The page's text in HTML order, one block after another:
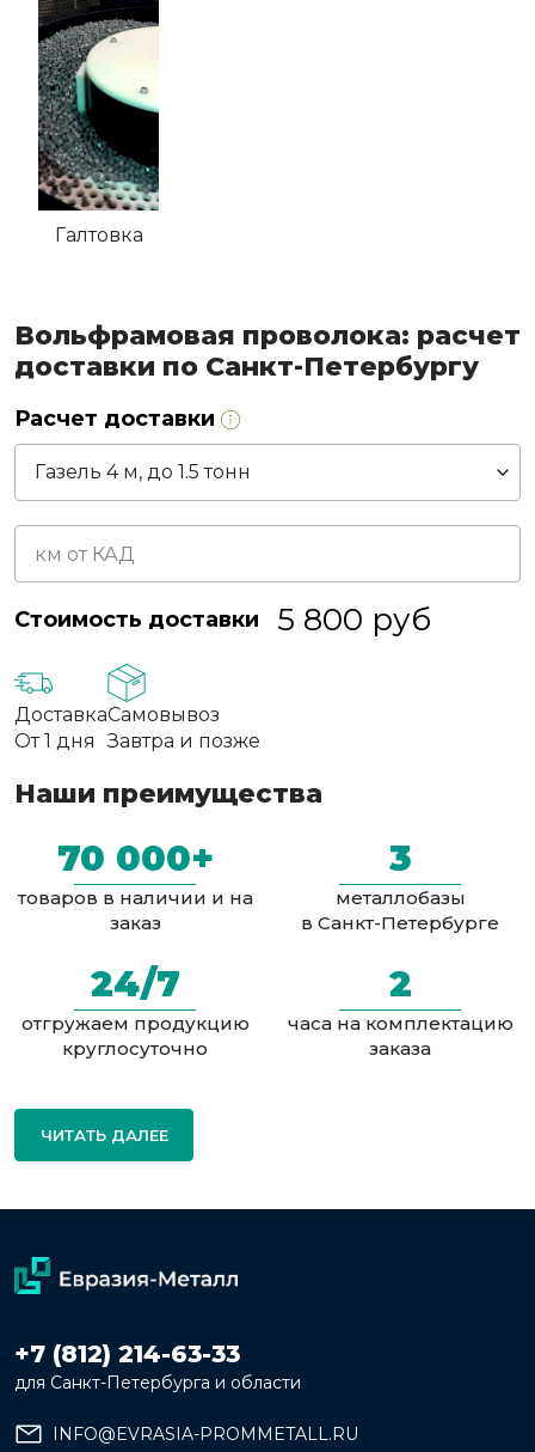
Галтовка
Вольфрамовая проволока: расчет
доставки по Санкт-Петербургу
Расчет доставки
Стоимость доставки 5 800 руб
Доставка
От 1 дня
Самовывоз
Завтра и позже
Наши преимущества
70 000+
товаров в наличии и на
заказ
3
металлобазы
в Санкт-Петербурге
24/7
отгружаем продукцию
круглосуточно
2
часа на комплектацию
заказа
ЧИТАТЬ ДАЛЕЕ
+7 (812) 214-63-33
для Санкт-Петербурга и области
INFO@EVRASIA-PROMMETALL.RU